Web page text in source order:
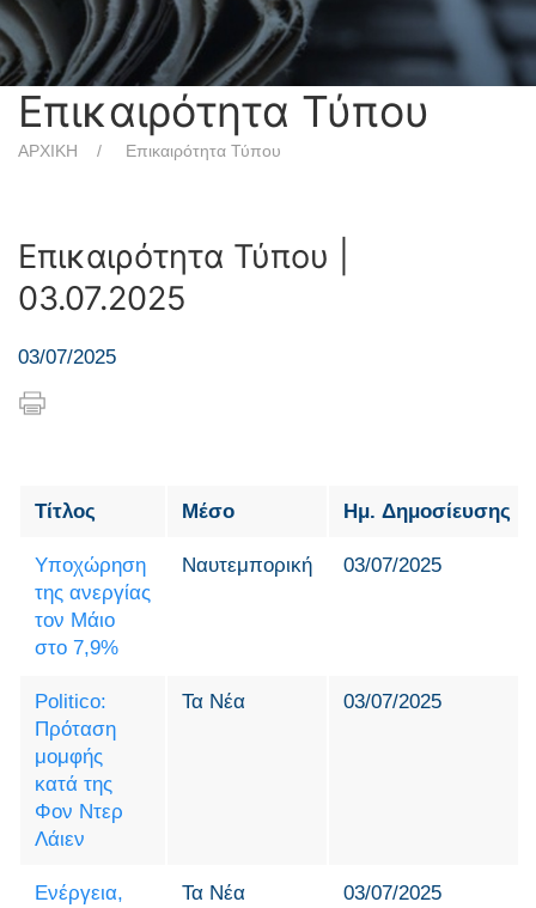
Επικαιρότητα Τύπου
ΑΡΧΙΚΗ Επικαιρότητα Τύπου
Επικαιρότητα Τύπου |
03.07.2025
03/07/2025
Τίτλος Μέσο Ημ. Δημοσίευσης
Υποχώρηση
της ανεργίας
τον Μάιο
στο 7,9%
Ναυτεμπορική 03/07/2025
Politico:
Πρόταση
μομφής
κατά της
Φον Ντερ
Λάιεν
Τα Νέα 03/07/2025
Ενέργεια,
Τα Νέα 03/07/2025